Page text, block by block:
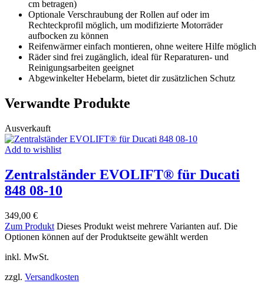
cm betragen)
Optionale Verschraubung der Rollen auf oder im
Rechteckprofil möglich, um modifizierte Motorräder
aufbocken zu können
Reifenwärmer einfach montieren, ohne weitere Hilfe möglich
Räder sind frei zugänglich, ideal für Reparaturen- und
Reinigungsarbeiten geeignet
Abgewinkelter Hebelarm, bietet dir zusätzlichen Schutz
Verwandte Produkte
Ausverkauft
Add to wishlist
Zentralständer EVOLIFT® für Ducati
848 08-10
349,00 €
Zum Produkt Dieses Produkt weist mehrere Varianten auf. Die
Optionen können auf der Produktseite gewählt werden
inkl. MwSt.
zzgl. Versandkosten